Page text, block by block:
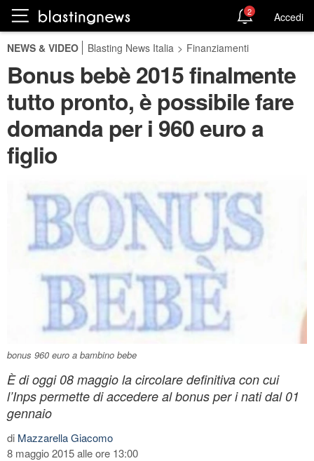
2 Accedi
NEWS & VIDEO Blasting News Italia > Finanziamenti
Bonus bebè 2015 finalmente
tutto pronto, è possibile fare
domanda per i 960 euro a
figlio
bonus 960 euro a bambino bebe
È di oggi 08 maggio la circolare definitiva con cui
l’Inps permette di accedere al bonus per i nati dal 01
gennaio
di Mazzarella Giacomo
8 maggio 2015 alle ore 13:00